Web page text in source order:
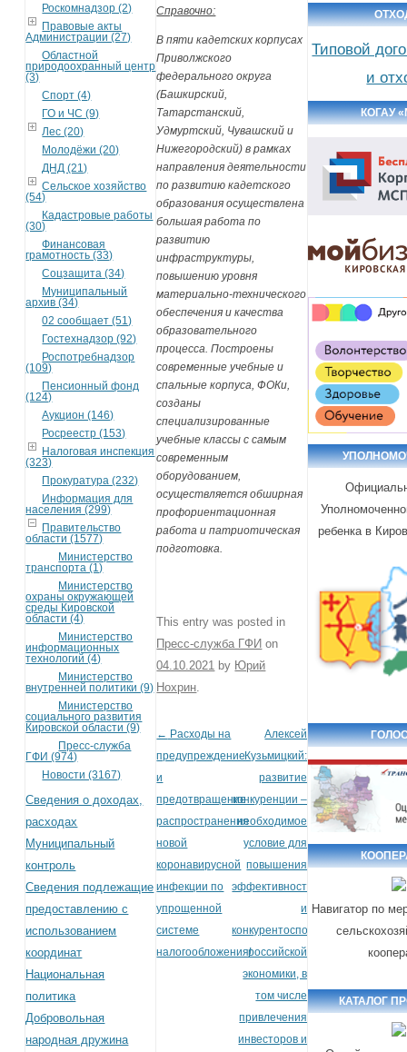
Роскомнадзор (2)
Правовые акты
Администрации (27)
Областной
природоохранный центр
(3)
Спорт (4)
ГО и ЧС (9)
Лес (20)
Молодёжи (20)
ДНД (21)
Сельское хозяйство
(54)
Кадастровые работы
(30)
Финансовая
грамотность (33)
Соцзащита (34)
Муниципальный
архив (34)
02 сообщает (51)
Гостехнадзор (92)
Роспотребнадзор
(109)
Пенсионный фонд
(124)
Аукцион (146)
Росреестр (153)
Налоговая инспекция
(323)
Прокуратура (232)
Информация для
населения (299)
Правительство
области (1577)
Министерство
транспорта (1)
Министерство
охраны окружающей
среды Кировской
области (4)
Министерство
информационных
технологий (4)
Министерство
внутренней политики (9)
Министерство
социального развития
Кировской области (9)
Пресс-служба
ГФИ (974)
Новости (3167)
Сведения о доходах,
расходах
Муниципальный
контроль
Сведения подлежащие
предоставлению с
использованием
координат
Национальная
политика
Добровольная
народная дружина
Справочно:
В пяти кадетских корпусах
Приволжского
федерального округа
(Башкирский,
Татарстанский,
Удмуртский, Чувашский и
Нижегородский) в рамках
направления деятельности
по развитию кадетского
образования осуществлена
большая работа по
развитию
инфраструктуры,
повышению уровня
материально-технического
обеспечения и качества
образовательного
процесса. Построены
современные учебные и
спальные корпуса, ФОКи,
созданы
специализированные
учебные классы с самым
современным
оборудованием,
осуществляется обширная
профориентационная
работа и патриотическая
подготовка.
This entry was posted in
Пресс-служба ГФИ on
04.10.2021 by Юрий
Нохрин
Post navigation
← Расходы на
предупреждение
и
предотвращение
распространения
новой
коронавирусной
инфекции по
упрощенной
системе
налогообложения!
Алексей
Кузьмицкий:
развитие
конкуренции –
необходимое
условие для
повышения
эффективности
и
конкурентоспособности
российской
экономики, в
том числе
привлечения
инвесторов и
Типовой
и
КОГАУ
ребенка в
Навигатор по
КАТАЛОГ